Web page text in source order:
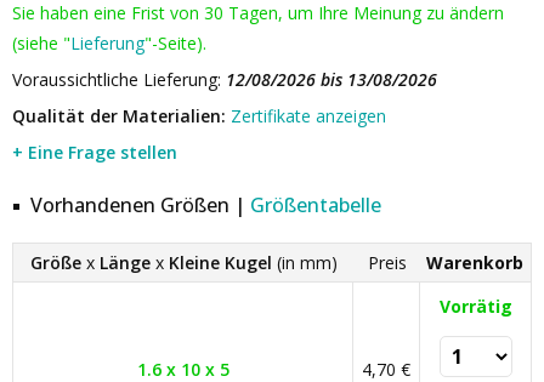
Sie haben eine Frist von 30 Tagen, um Ihre Meinung zu ändern
(siehe "Lieferung"-Seite).
Voraussichtliche Lieferung: 12/08/2026 bis 13/08/2026
Qualität der Materialien: Zertifikate anzeigen
+ Eine Frage stellen
Vorhandenen Größen | Größentabelle
Größe x Länge x Kleine Kugel (in mm) Preis Warenkorb
1.6 x 10 x 5 4,70 €
Vorrätig